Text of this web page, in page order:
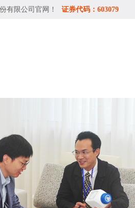
有限公司 官网！ 证券代码：603079